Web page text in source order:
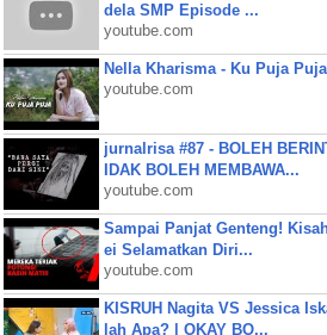
dela SMP Episode ...
youtube.com
Nella Kharisma - Ku Puja
youtube.com
jurnalrisa #87 - BOLEH
IDAK BOLEH MEMBAWA...
youtube.com
Sampai Panjat Genteng!
ei Selamatkan Diri...
youtube.com
KISRUH Nagita VS Jessica
lah Apa? | OKAY BO...